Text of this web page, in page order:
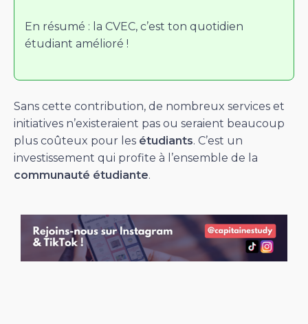
En résumé : la CVEC, c’est ton quotidien
étudiant amélioré !
Sans cette contribution, de nombreux services et
initiatives n’existeraient pas ou seraient beaucoup
plus coûteux pour les étudiants. C’est un
investissement qui profite à l’ensemble de la
communauté étudiante.